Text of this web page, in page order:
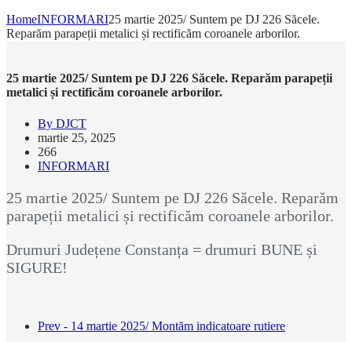
HomeINFORMARI25 martie 2025/ Suntem pe DJ 226 Săcele.
Reparăm parapeții metalici și rectificăm coroanele arborilor.
25 martie 2025/ Suntem pe DJ 226 Săcele. Reparăm parapeții
metalici și rectificăm coroanele arborilor.
By DJCT
martie 25, 2025
266
INFORMARI
25 martie 2025/ Suntem pe DJ 226 Săcele. Reparăm
parapeții metalici și rectificăm coroanele arborilor.
Drumuri Județene Constanța = drumuri BUNE și
SIGURE!
Prev - 14 martie 2025/ Montăm indicatoare rutiere